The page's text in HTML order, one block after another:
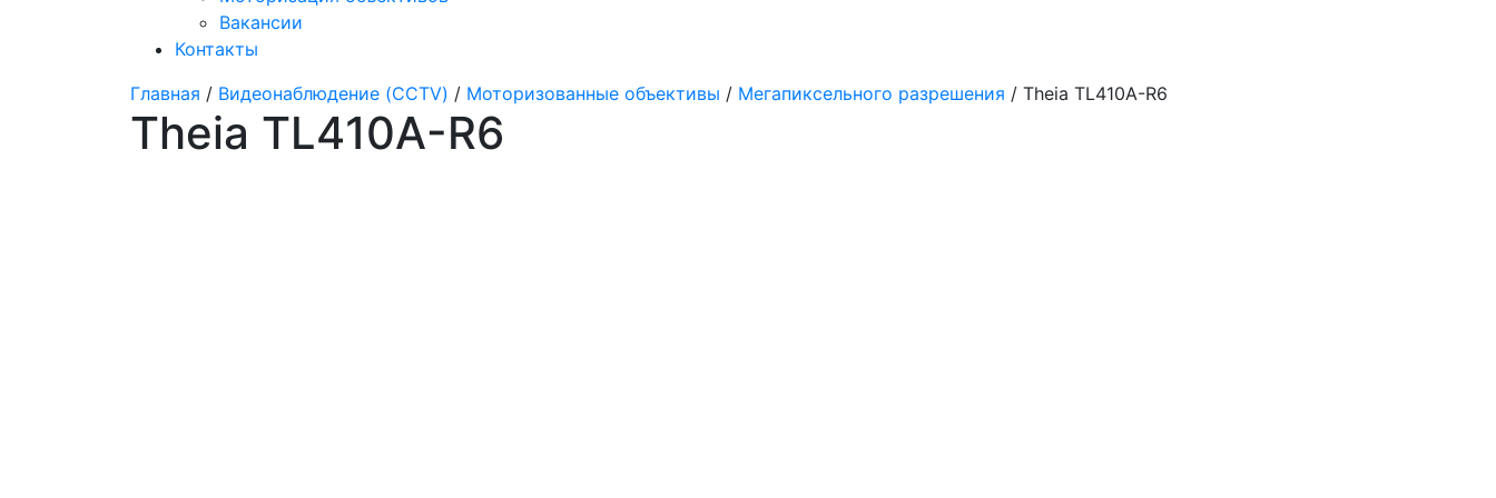
Вакансии
Контакты
Главная / Видеонаблюдение (CCTV) / Моторизованные объективы / Мегапиксельного разрешения / Theia TL410A-R6
Theia TL410A-R6